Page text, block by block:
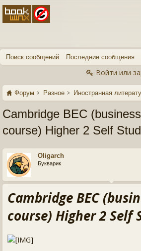
Поиск сообщений Последние сообщения
Войти или
Форум Разное Иностранная
Cambridge BEC
course) Higher 2 Self
Oligarch
Букварик
Cambridge BEC
course) Higher 2 Self